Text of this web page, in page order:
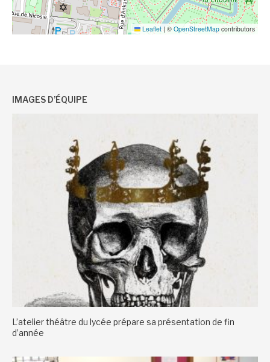
Leaflet | © OpenStreetMapcontributors
IMAGES D’ÉQUIPE
L’atelier théâtre du lycée prépare sa présentation de fin
d’année